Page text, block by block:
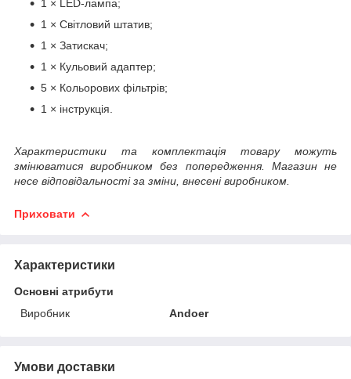
1 × LED-лампа;
1 × Світловий штатив;
1 × Затискач;
1 × Кульовий адаптер;
5 × Кольорових фільтрів;
1 × інструкція.
Характеристики та комплектація товару можуть
змінюватися виробником без попередження. Магазин не
несе відповідальності за зміни, внесені виробником.
Приховати
Характеристики
Основні атрибути
Виробник
Andoer
Умови доставки